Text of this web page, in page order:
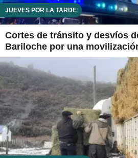
JUEVES POR LA TARDE
Cortes de tránsito y desvíos
Bariloche por una